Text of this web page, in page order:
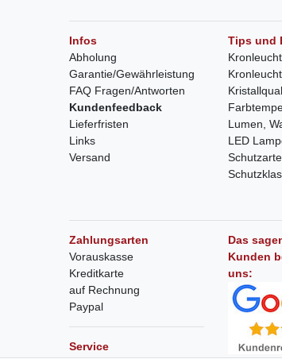
Infos
Abholung
Garantie/Gewährleistung
FAQ Fragen/Antworten
Kundenfeedback
Lieferfristen
Links
Versand
Tips und
Lumen,
LED
Zahlungsarten
Vorauskasse
Kreditkarte
auf Rechnung
Paypal
Service
Das
Kunden
uns: